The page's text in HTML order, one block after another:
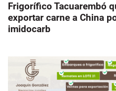
Frigorífico Tacuarembó
exportar carne a China
imidocarb